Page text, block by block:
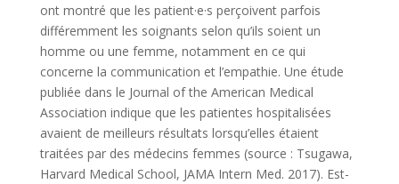
ont montré que les patient·e·s perçoivent parfois
différemment les soignants selon qu’ils soient un
homme ou une femme, notamment en ce qui
concerne la communication et l’empathie. Une étude
publiée dans le Journal of the American Medical
Association indique que les patientes hospitalisées
avaient de meilleurs résultats lorsqu’elles étaient
traitées par des médecins femmes (source : Tsugawa,
Harvard Medical School, JAMA Intern Med. 2017). Est-